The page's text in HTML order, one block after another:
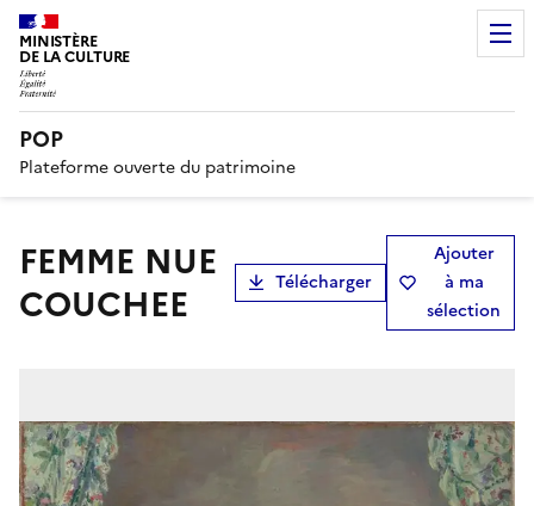
MINISTÈRE
DE LA CULTURE
POP
Plateforme ouverte du patrimoine
FEMME NUE
COUCHEE
Télécharger
Ajouter
à ma
sélection